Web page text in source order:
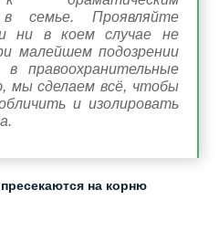
в семье. Проявляйте
ни в коем случае не
малейшем подозрении
в правоохранительные
мы сделаем всё, чтобы
и изолировать
на корню